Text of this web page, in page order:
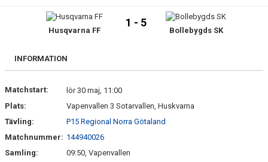
SPELARE & LEDARE
BILDGALLERI
Husqvarna FF
1 - 5
Bollebygds SK
INFORMATION
Matchstart:
lör 30 maj, 11:00
Plats:
Vapenvallen 3 Sotarvallen, Huskvarna
Tävling:
P15 Regional Norra Götaland
Matchnummer: 144940026
Samling:
09:50, Vapenvallen